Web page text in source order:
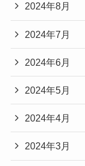
2024年8月
2024年7月
2024年6月
2024年5月
2024年4月
2024年3月